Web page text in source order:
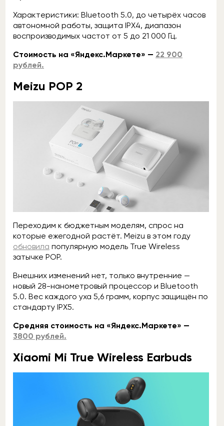
Характеристики: Bluetooth 5.0, до четырёх часов
автономной работы, защита IPX4, диапазон
воспроизводимых частот от 5 до 21 000 Гц.
Стоимость на «Яндекс.Маркете» — 22 900
рублей.
Meizu POP 2
Переходим к бюджетным моделям, спрос на
которые ежегодной растёт. Meizu в этом году
обновила популярную модель True Wireless
затычке POP.
Внешних изменений нет, только внутренние —
новый 28-нанометровый процессор и Bluetooth
5.0. Вес каждого уха 5,6 грамм, корпус защищён по
стандарту IPX5.
Средняя стоимость на «Яндекс.Маркете» —
3800 рублей.
Xiaomi Mi True Wireless Earbuds